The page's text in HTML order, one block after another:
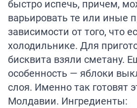
быстро испечь, причем,
варьировать те или иные
зависимости от того, что
холодильнике. Для
бисквита взяли сметану.
особенность — яблоки
слоя. Именно так готовят
Молдавии. Ингредиенты: